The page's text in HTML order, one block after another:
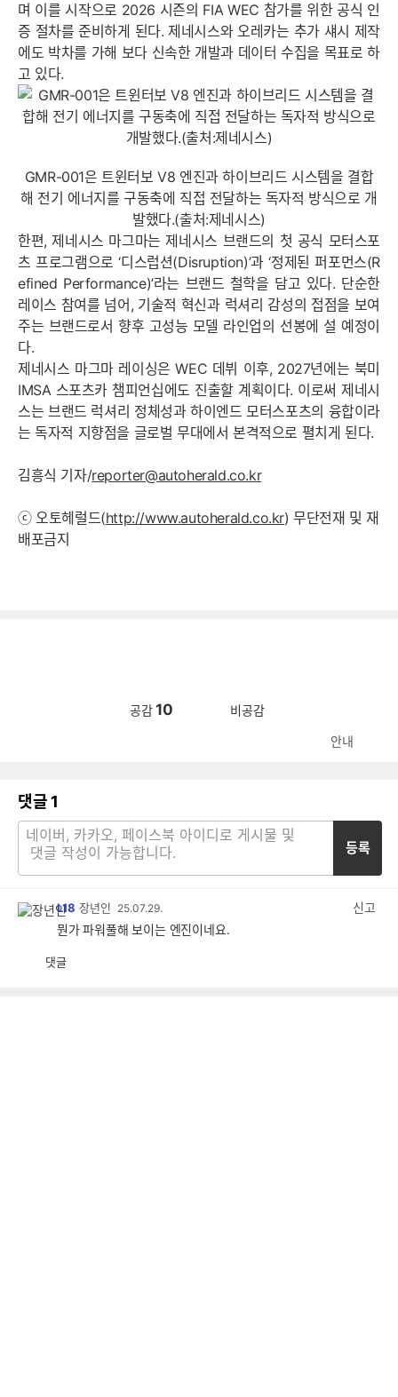
며 이를 시작으로 2026 시즌의 FIA WEC 참가를 위한 공식 인
증 절차를 준비하게 된다. 제네시스와 오레카는 추가 섀시 제작
에도 박차를 가해 보다 신속한 개발과 데이터 수집을 목표로 하
고 있다.
GMR-001은 트윈터보 V8 엔진과 하이브리드 시스템을 결합
해 전기 에너지를 구동축에 직접 전달하는 독자적 방식으로 개
발했다.(출처:제네시스)
한편, 제네시스 마그마는 제네시스 브랜드의 첫 공식 모터스포
츠 프로그램으로 ‘디스럽션(Disruption)’과 ‘정제된 퍼포먼스(R
efined Performance)’라는 브랜드 철학을 담고 있다. 단순한
레이스 참여를 넘어, 기술적 혁신과 럭셔리 감성의 접점을 보여
주는 브랜드로서 향후 고성능 모델 라인업의 선봉에 설 예정이
다.
제네시스 마그마 레이싱은 WEC 데뷔 이후, 2027년에는 북미
IMSA 스포츠카 챔피언십에도 진출할 계획이다. 이로써 제네시
스는 브랜드 럭셔리 정체성과 하이엔드 모터스포츠의 융합이라
는 독자적 지향점을 글로벌 무대에서 본격적으로 펼치게 된다.
김흥식 기자/reporter@autoherald.co.kr
ⓒ 오토헤럴드(http://www.autoherald.co.kr) 무단전재 및 재
배포금지
공감 10 비공감
안내
댓글 1
등록
L18 장년인 25.07.29.
신고
뭔가 파워풀해 보이는 엔진이네요.
댓글